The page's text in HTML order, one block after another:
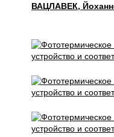
ВАЦЛАВЕК,